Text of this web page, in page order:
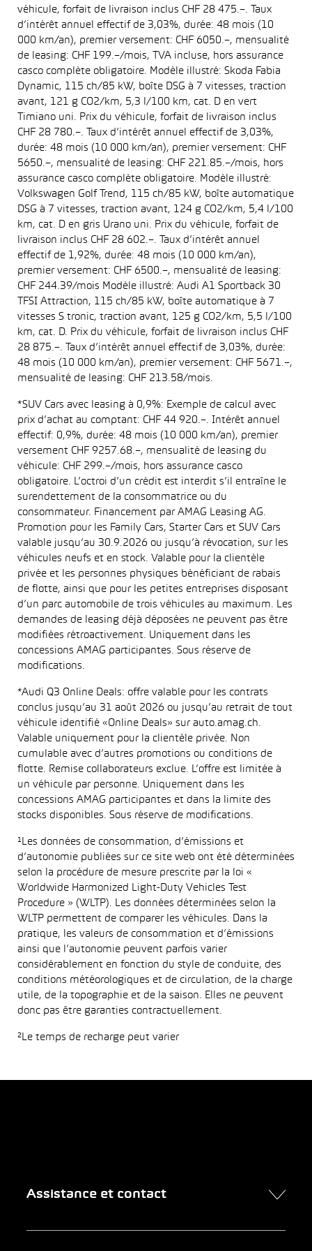
véhicule, forfait de livraison inclus CHF 28 475.–. Taux
d’intérêt annuel effectif de 3,03%, durée: 48 mois (10
000 km/an), premier versement: CHF 6050.–, mensualité
de leasing: CHF 199.–/mois, TVA incluse, hors assurance
casco complète obligatoire. Modèle illustré: Skoda Fabia
Dynamic, 115 ch/85 kW, boîte DSG à 7 vitesses, traction
avant, 121 g CO2/km, 5,3 l/100 km, cat. D en vert
Timiano uni. Prix du véhicule, forfait de livraison inclus
CHF 28 780.–. Taux d’intérêt annuel effectif de 3,03%,
durée: 48 mois (10 000 km/an), premier versement: CHF
5650.–, mensualité de leasing: CHF 221.85.–/mois, hors
assurance casco complète obligatoire. Modèle illustré:
Volkswagen Golf Trend, 115 ch/85 kW, boîte automatique
DSG à 7 vitesses, traction avant, 124 g CO2/km, 5,4 l/100
km, cat. D en gris Urano uni. Prix du véhicule, forfait de
livraison inclus CHF 28 602.–. Taux d’intérêt annuel
effectif de 1,92%, durée: 48 mois (10 000 km/an),
premier versement: CHF 6500.–, mensualité de leasing:
CHF 244.39/mois Modèle illustré: Audi A1 Sportback 30
TFSI Attraction, 115 ch/85 kW, boîte automatique à 7
vitesses S tronic, traction avant, 125 g CO2/km, 5,5 l/100
km, cat. D. Prix du véhicule, forfait de livraison inclus CHF
28 875.–. Taux d’intérêt annuel effectif de 3,03%, durée:
48 mois (10 000 km/an), premier versement: CHF 5671.–,
mensualité de leasing: CHF 213.58/mois.
*SUV Cars avec leasing à 0,9%: Exemple de calcul avec
prix d’achat au comptant: CHF 44 920.–. Intérêt annuel
effectif: 0,9%, durée: 48 mois (10 000 km/an), premier
versement CHF 9257.68.–, mensualité de leasing du
véhicule: CHF 299.–/mois, hors assurance casco
obligatoire. L’octroi d’un crédit est interdit s’il entraîne le
surendettement de la consommatrice ou du
consommateur. Financement par AMAG Leasing AG.
Promotion pour les Family Cars, Starter Cars et SUV Cars
valable jusqu’au 30.9.2026 ou jusqu’à révocation, sur les
véhicules neufs et en stock. Valable pour la clientèle
privée et les personnes physiques bénéficiant de rabais
de flotte, ainsi que pour les petites entreprises disposant
d’un parc automobile de trois véhicules au maximum. Les
demandes de leasing déjà déposées ne peuvent pas être
modifiées rétroactivement. Uniquement dans les
concessions AMAG participantes. Sous réserve de
modifications.
*Audi Q3 Online Deals: offre valable pour les contrats
conclus jusqu’au 31 août 2026 ou jusqu’au retrait de tout
véhicule identifié «Online Deals» sur auto.amag.ch.
Valable uniquement pour la clientèle privée. Non
cumulable avec d’autres promotions ou conditions de
flotte. Remise collaborateurs exclue. L’offre est limitée à
un véhicule par personne. Uniquement dans les
concessions AMAG participantes et dans la limite des
stocks disponibles. Sous réserve de modifications.
¹Les données de consommation, d’émissions et
d’autonomie publiées sur ce site web ont été déterminées
selon la procédure de mesure prescrite par la loi «
Worldwide Harmonized Light-Duty Vehicles Test
Procedure » (WLTP). Les données déterminées selon la
WLTP permettent de comparer les véhicules. Dans la
pratique, les valeurs de consommation et d’émissions
ainsi que l’autonomie peuvent parfois varier
considérablement en fonction du style de conduite, des
conditions météorologiques et de circulation, de la charge
utile, de la topographie et de la saison. Elles ne peuvent
donc pas être garanties contractuellement.
²Le temps de recharge peut varier
Assistance et contact